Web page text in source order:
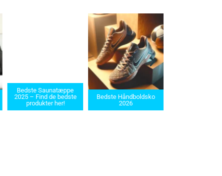
Bedste Saunatæppe
2025 – Find de bedste
produkter her!
Bedste Håndboldsko
2026
Bedste